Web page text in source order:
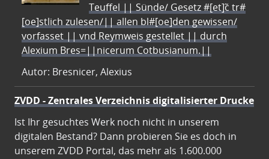
Teuffel || Sünde/ Gesetz #[et]c̃ tr#
[oe]stlich zulesen/|| allen bl#[oe]den gewissen/
vorfasset || vnd Reymweis gestellet || durch
Alexium Bres=||nicerum Cotbusianum.||
Autor: Bresnicer, Alexius
ZVDD - Zentrales Verzeichnis digitalisierter Drucke
Ist Ihr gesuchtes Werk noch nicht in unserem
digitalen Bestand? Dann probieren Sie es doch in
unserem ZVDD Portal, das mehr als 1.600.000